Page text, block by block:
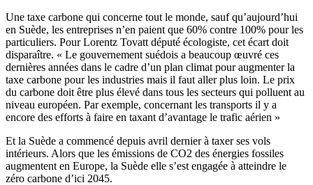
Une taxe carbone qui concerne tout le monde, sauf qu’aujourd’hui
en Suède, les entreprises n’en paient que 60% contre 100% pour les
particuliers. Pour Lorentz Tovatt député écologiste, cet écart doit
disparaître. « Le gouvernement suédois a beaucoup œuvré ces
dernières années dans le cadre d’un plan climat pour augmenter la
taxe carbone pour les industries mais il faut aller plus loin. Le prix
du carbone doit être plus élevé dans tous les secteurs qui polluent au
niveau européen. Par exemple, concernant les transports il y a
encore des efforts à faire en taxant d’avantage le trafic aérien »
Et la Suède a commencé depuis avril dernier à taxer ses vols
intérieurs. Alors que les émissions de CO2 des énergies fossiles
augmentent en Europe, la Suède elle s’est engagée à atteindre le
zéro carbone d’ici 2045.